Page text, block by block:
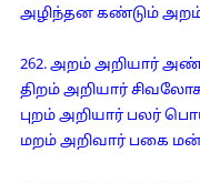
அழிந்தன கண்டும் அறம்
262. அறம் அறியார்
திறம் அறியார்
புறம் அறியார் பலர்
மறம் அறிவார் பகை